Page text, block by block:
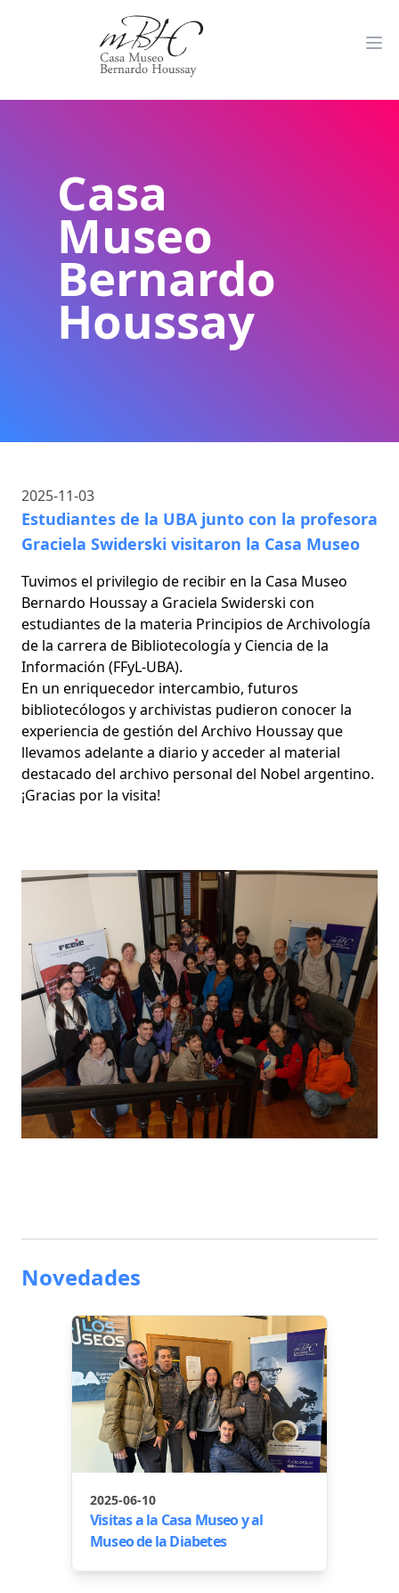
Casa
Museo
Bernardo
Houssay
2025-11-03
Estudiantes de la UBA junto con la profesora
Graciela Swiderski visitaron la Casa Museo
Tuvimos el privilegio de recibir en la Casa Museo
Bernardo Houssay a Graciela Swiderski con
estudiantes de la materia Principios de Archivología
de la carrera de Bibliotecología y Ciencia de la
Información (FFyL-UBA).
En un enriquecedor intercambio, futuros
bibliotecólogos y archivistas pudieron conocer la
experiencia de gestión del Archivo Houssay que
llevamos adelante a diario y acceder al material
destacado del archivo personal del Nobel argentino.
¡Gracias por la visita!
Novedades
2025-06-10
Visitas a la Casa Museo y al
Museo de la Diabetes